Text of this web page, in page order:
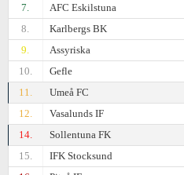
7.
AFC Eskilstuna
8.
Karlbergs BK
9.
Assyriska
10.
Gefle
11.
Umeå FC
12.
Vasalunds IF
14.
Sollentuna FK
15.
IFK Stocksund